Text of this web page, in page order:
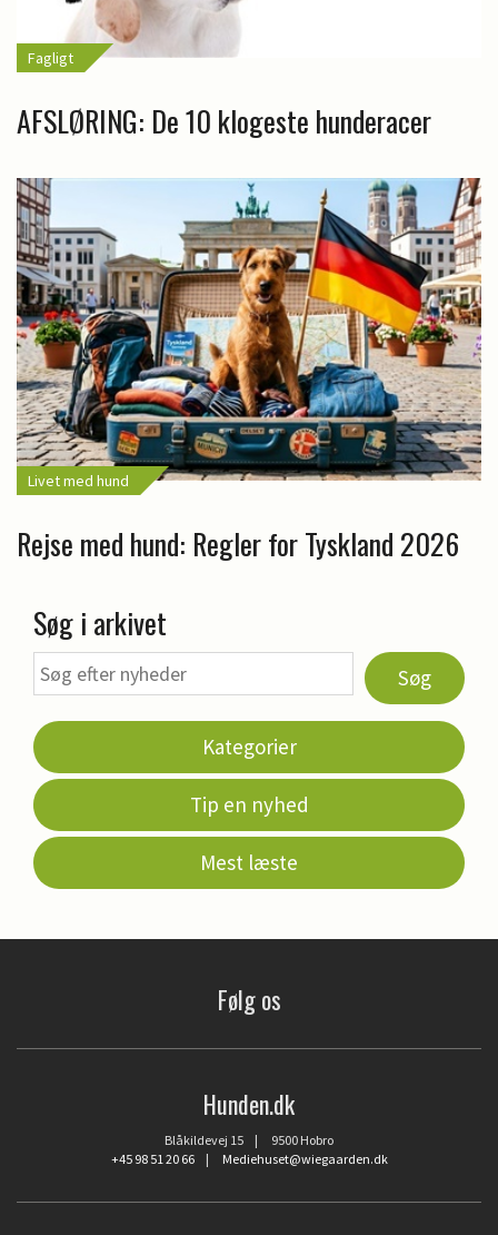
Fagligt
AFSLØRING: De 10 klogeste hunderacer
Livet med hund
Rejse med hund: Regler for Tyskland 2026
Søg i arkivet
Søg
Kategorier
Tip en nyhed
Mest læste
Følg os
Hunden.dk
Blåkildevej 15 | 9500 Hobro
+45 98 51 20 66| Mediehuset@wiegaarden.dk